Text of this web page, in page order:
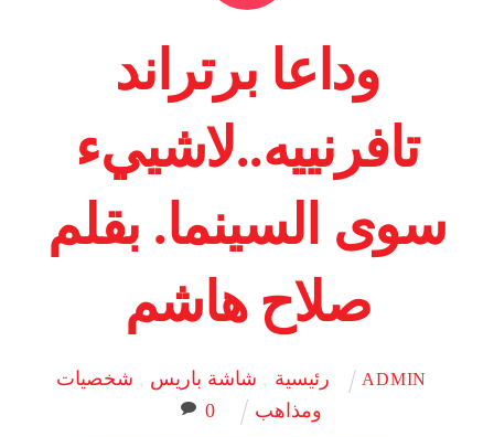
وداعا برتراند
تافرنييه..لاشييء
سوى السينما. بقلم
صلاح هاشم
ADMIN رئيسية , شاشة باريس , شخصيات
ومذاهب
0